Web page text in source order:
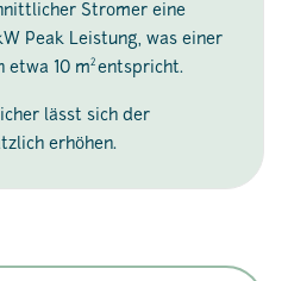
Stromer eine
Peak Leistung, was einer
etwa 10 m2 entspricht.
lässt sich der
erhöhen.